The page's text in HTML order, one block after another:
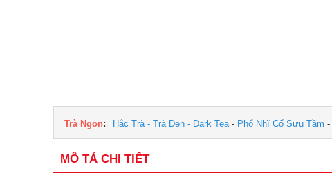
Trà Ngon: Hắc Trà - Trà Đen - Dark Tea- Phổ Nhĩ Cổ Sưu Tầm -
MÔ TẢ CHI TIẾT